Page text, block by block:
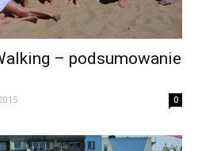
– podsumowanie
0